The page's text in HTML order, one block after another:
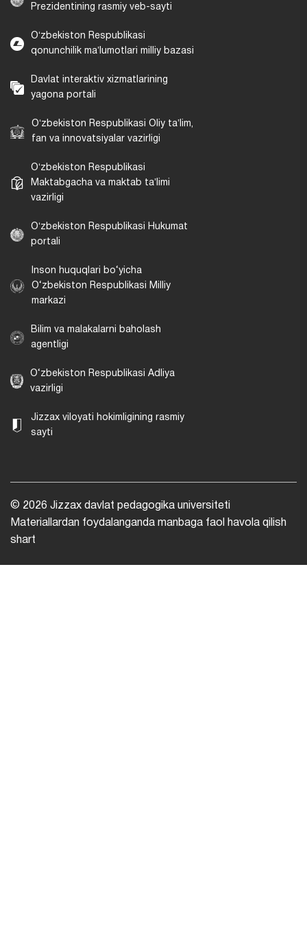
Prezidentining rasmiy veb-sayti
Oʻzbekiston Respublikasi
qonunchilik maʼlumotlari milliy bazasi
Davlat interaktiv xizmatlarining
yagona portali
Oʻzbekiston Respublikasi Oliy taʼlim,
fan va innovatsiyalar vazirligi
Oʻzbekiston Respublikasi
Maktabgacha va maktab taʼlimi
vazirligi
Oʻzbekiston Respublikasi Hukumat
portali
Inson huquqlari bo‘yicha
O‘zbekiston Respublikasi Milliy
markazi
Bilim va malakalarni baholash
agentligi
O‘zbekiston Respublikasi Adliya
vazirligi
Jizzax viloyati hokimligining rasmiy
sayti
© 2026 Jizzax davlat pedagogika universiteti
Materiallardan foydalanganda manbaga faol havola qilish
shart